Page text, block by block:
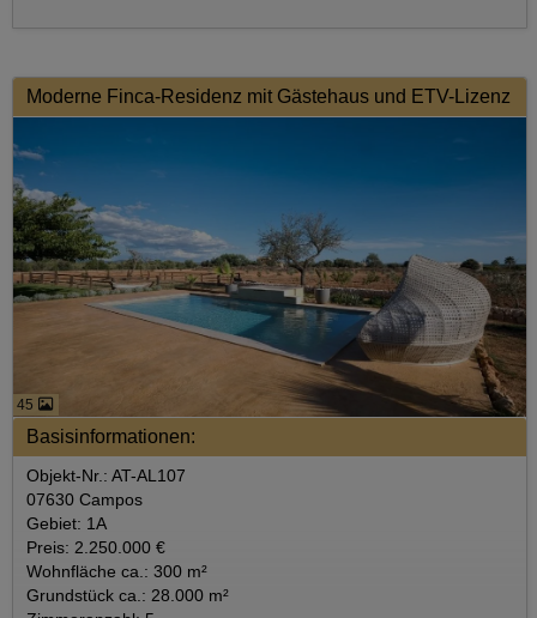
Moderne Finca-Residenz mit Gästehaus und ETV-Lizenz
45
Basisinformationen:
Objekt-Nr.: AT-AL107
07630 Campos
Gebiet: 1A
Preis: 2.250.000 €
Wohnfläche ca.: 300 m²
Grundstück ca.: 28.000 m²